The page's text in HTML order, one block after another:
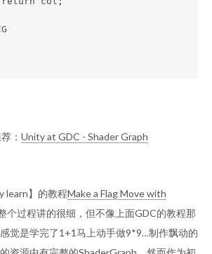
： Unity at GDC - Shader Graph
learn】的教程Make a Flag Move with
个过程讲的很细，但不像上面GDC的教程那
觉是学完了1+1马上动手做9*9…制作飘动的